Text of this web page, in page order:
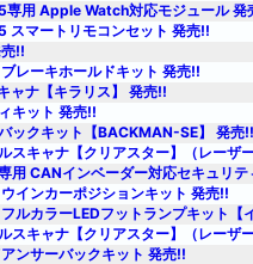
専用 Apple Watch対応モジュール 発
スマートリモコンセット 発売!!
!!
レーキホールドキット 発売!!
ャナ【キラリス】 発売!!
キット 発売!!
ックキット【BACKMAN-SE】 発売!!
スキャナ【クリアスター】（レーザ
用 CANインベーダー対応セキュリ
インカーポジションキット 発売!!
ルカラーLEDフットランプキット【
スキャナ【クリアスター】（レーザ
ンサーバックキット 発売!!